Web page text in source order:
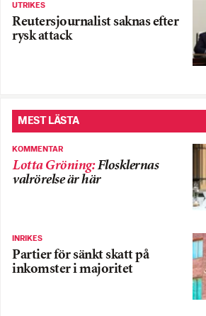
UTRIKES
Reutersjournalist saknas efter
rysk attack
MEST LÄSTA
KOMMENTAR
Lotta Gröning:Flosklernas
valrörelse är här
INRIKES
Partier för sänkt skatt på
inkomster i majoritet